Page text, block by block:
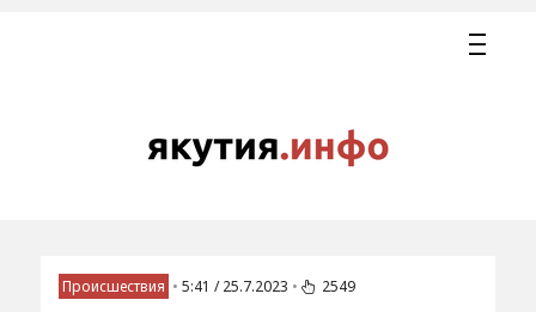
Происшествия • 5:41 / 25.7.2023 • 2549